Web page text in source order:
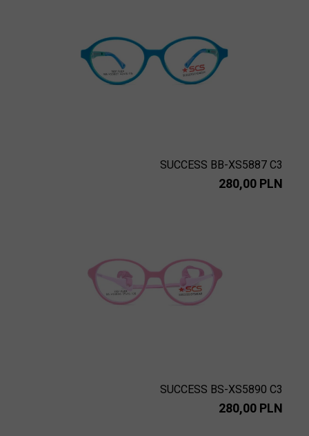
SUCCESS BB-XS5887 C3
280,00 PLN
SUCCESS BS-XS5890 C3
280,00 PLN